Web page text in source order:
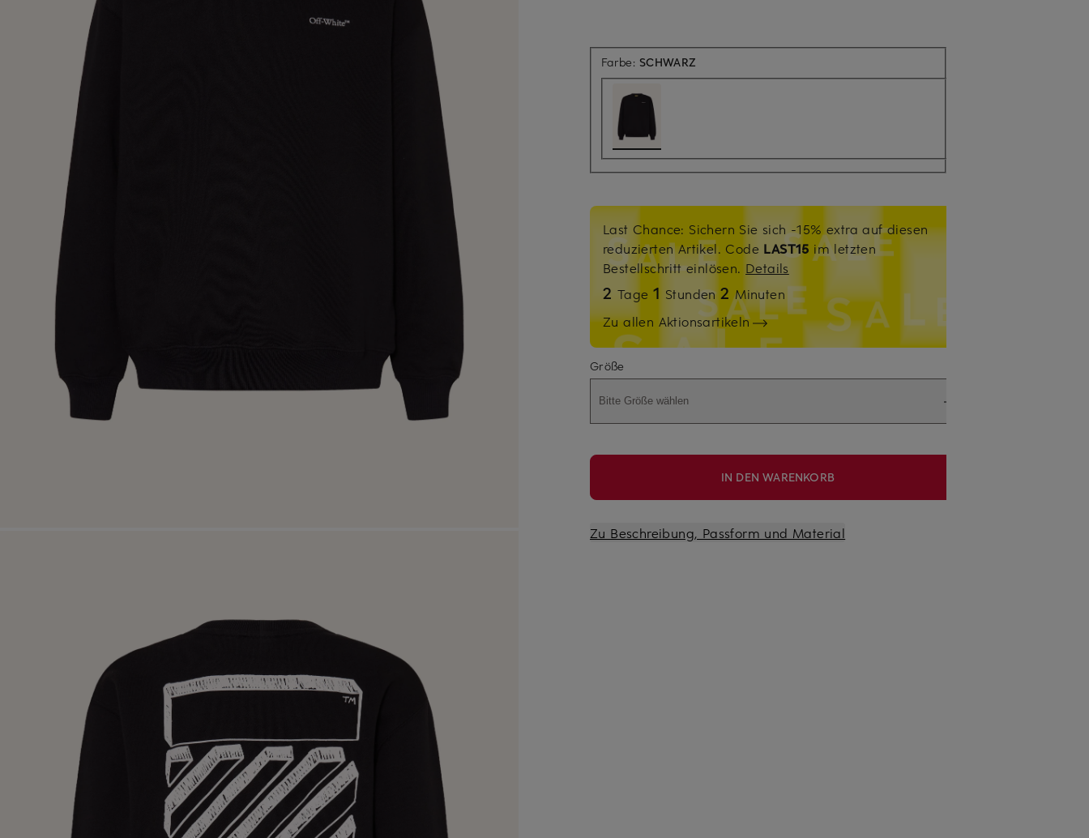
Farbe: SCHWARZ
Last Chance: Sichern Sie sich -15% extra auf diesen
reduzierten Artikel. Code LAST15 im letzten
Bestellschritt einlösen. Details
2 Tage1 Stunden2Minuten
Zu allen Aktionsartikeln
Größe
Bitte Größe wählen
IN DEN WARENKORB
Zu Beschreibung, Passform und Material